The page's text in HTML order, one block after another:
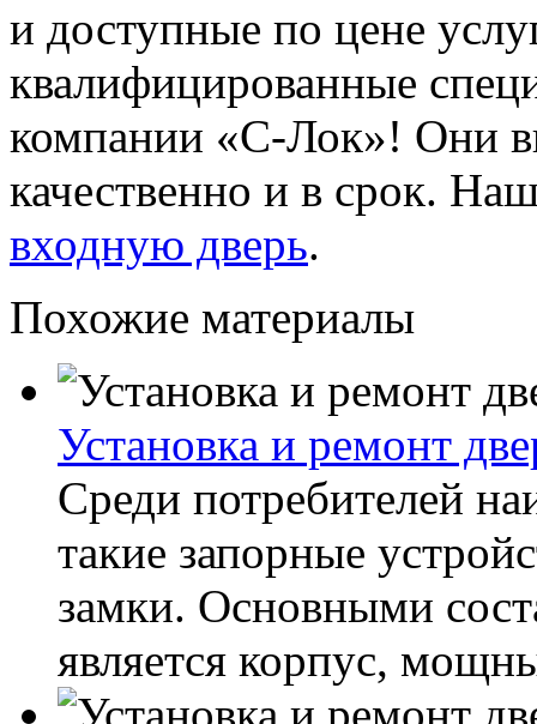
и доступные по цене
квалифицированные
компании «С-Лок»! Они
качественно и в срок.
входную дверь.
Похожие материалы
Установка и ремонт
Среди потребителей
такие запорные
замки. Основными
является корпус,